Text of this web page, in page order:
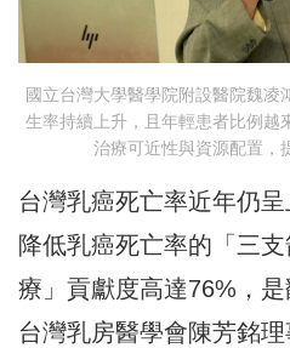
國立台灣大學醫學院附設醫院魏凌
生率持續上升，且年輕患者比例越
治療可近性與資源配置，
台灣乳癌死亡率近年仍
降低乳癌死亡率的「三
療」貢獻度高達76%，是
台灣乳房醫學會陳芳銘